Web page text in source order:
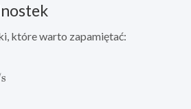
które warto zapamiętać: